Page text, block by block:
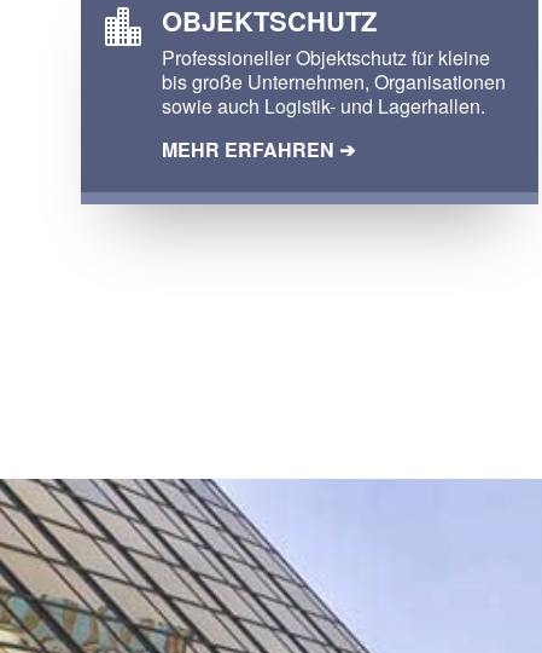
 OBJEKTSCHUTZ
Professioneller Objektschutz für kleine
bis große Unternehmen, Organisationen
sowie auch Logistik- und Lagerhallen.
MEHR ERFAHREN ➔